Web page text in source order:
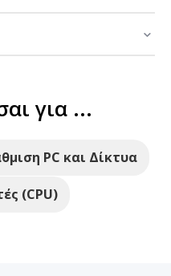
για ...
PC και Δίκτυα
(CPU)